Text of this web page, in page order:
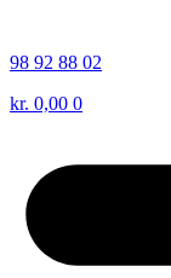
98 92 88 02
kr. 0,00 0